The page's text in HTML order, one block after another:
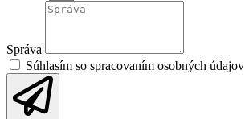
Správa
Súhlasím so spracovaním osobných údajov